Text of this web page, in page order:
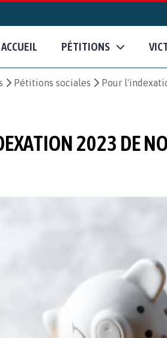
ACCUEIL PÉTITIONS
Pétitions sociales Pour
2023 DE